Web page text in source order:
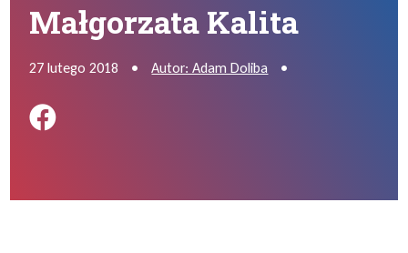
Małgorzata Kalita
27 lutego 2018 • Autor: Adam Doliba •
Podziel się na FB